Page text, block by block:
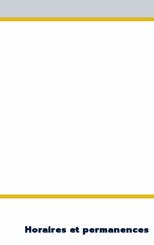
Horaires et permanences